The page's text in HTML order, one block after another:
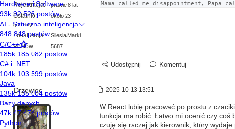
Rejestracja: prawie 8 lat
Ostatnio:
około 23
godziny
Lokalizacja: Silesia/Marki
Postów: 5687
Mama called me disappointment, Papa
Udostępnij Komentuj
Drzewiec 2025-10-13 13:51
W React lubię pracować po prostu z
funkcja ma robić. Łatwo mi ocenić czy coś
czuję się raczej jak kierownik, który